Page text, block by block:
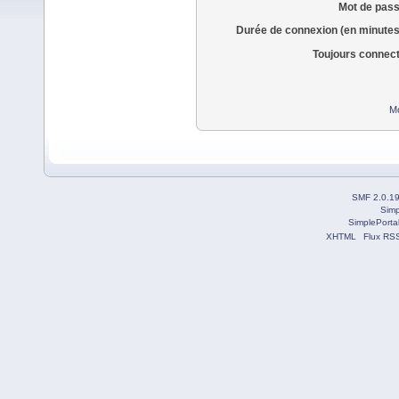
Mot de
Durée de connexion (en
Toujours
SMF 2.0.19
XHTML
Flux